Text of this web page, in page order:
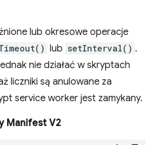
lub okresowe operacje
lub setInterval() .
nie działać w skryptach
liczniki są anulowane za
service worker jest zamykany.
Manifest V2